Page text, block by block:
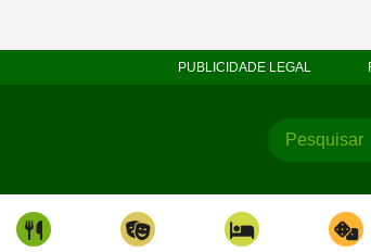
PUBLICIDADE LEGAL